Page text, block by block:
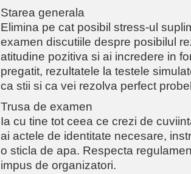
Starea generala
Elimina pe cat posibil stress-ul
examen discutiile despre posibilul
atitudine pozitiva si ai incredere in
pregatit, rezultatele la testele
ca stii si ca vei rezolva perfect
Trusa de examen
Ia cu tine tot ceea ce crezi de
ai actele de identitate necesare,
o sticla de apa. Respecta
impus de organizatori.